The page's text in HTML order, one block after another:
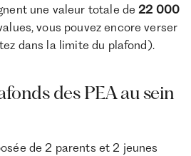
une valeur totale de22 000
vous pouvez encore verser
dans la limite du plafond).
des PEA au sein
de 2 parents et 2 jeunes